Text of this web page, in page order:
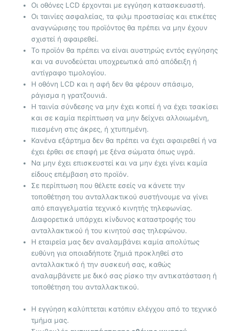
Οι οθόνες LCD έρχονται με εγγύηση κατασκευαστή.
Οι ταινίες ασφαλείας, τα φιλμ προστασίας και ετικέτες
αναγνώρισης του προϊόντος θα πρέπει να μην έχουν
σχιστεί ή αφαιρεθεί.
Το προϊόν θα πρέπει να είναι αυστηρώς εντός εγγύησης
και να συνοδεύεται υποχρεωτικά από απόδειξη ή
αντίγραφο τιμολογίου.
Η οθόνη LCD και η αφή δεν θα φέρουν σπάσιμο,
ράγισμα η γρατζουνιά.
Η ταινία σύνδεσης να μην έχει κοπεί ή να έχει τσακίσει
και σε καμία περίπτωση να μην δείχνει αλλοιωμένη,
πιεσμένη στις άκρες, ή χτυπημένη.
Κανένα εξάρτημα δεν θα πρέπει να έχει αφαιρεθεί ή να
έχει έρθει σε επαφή με ξένα σώματα όπως υγρά.
Να μην έχει επισκευστεί και να μην έχει γίνει καμία
είδους επέμβαση στο προϊόν.
Σε περίπτωση που θέλετε εσείς να κάνετε την
τοποθέτηση του ανταλλακτικού συστήνουμε να γίνει
από επαγγελματία τεχνικό κινητής τηλεφωνίας.
Διαφορετικά υπάρχει κίνδυνος καταστροφής του
ανταλλακτικού ή του κινητού σας τηλεφώνου.
Η εταιρεία μας δεν αναλαμβάνει καμία απολύτως
ευθύνη για οποιαδήποτε ζημιά προκληθεί στο
ανταλλακτικό ή την συσκευή σας, καθώς
αναλαμβάνετε με δικό σας ρίσκο την αντικατάσταση ή
τοποθέτηση του ανταλλακτικού.
Η εγγύηση καλύπτεται κατόπιν ελέγχου από το τεχνικό
τμήμα μας.